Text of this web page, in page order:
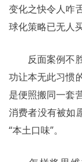
变化之快令人咋
球化策略已无人买
功让本无此习惯
是便照搬同一套
消费者没有被如
“本土口味”。